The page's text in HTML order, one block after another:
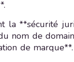
la **sécurité
nom de
de